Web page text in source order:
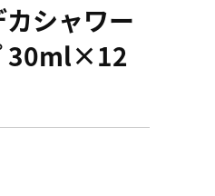
シャワー
30ml×12